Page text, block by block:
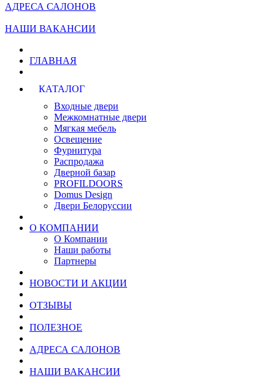
АДРЕСА САЛОНОВ
НАШИ ВАКАНСИИ
ГЛАВНАЯ
КАТАЛОГ
Входные двери
Межкомнатные двери
Мягкая мебель
Освещение
Фурнитура
Распродажа
Дверной базар
PROFILDOORS
Domus Design
Двери Белоруссии
О КОМПАНИИ
О Компании
Наши работы
Партнеры
НОВОСТИ И АКЦИИ
ОТЗЫВЫ
ПОЛЕЗНОЕ
АДРЕСА САЛОНОВ
НАШИ ВАКАНСИИ